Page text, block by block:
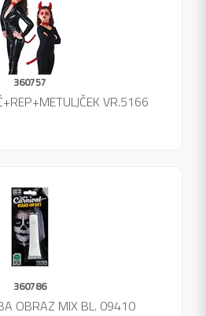
360757
VR.5166
360786
OBRAZ MIX BL. 09410